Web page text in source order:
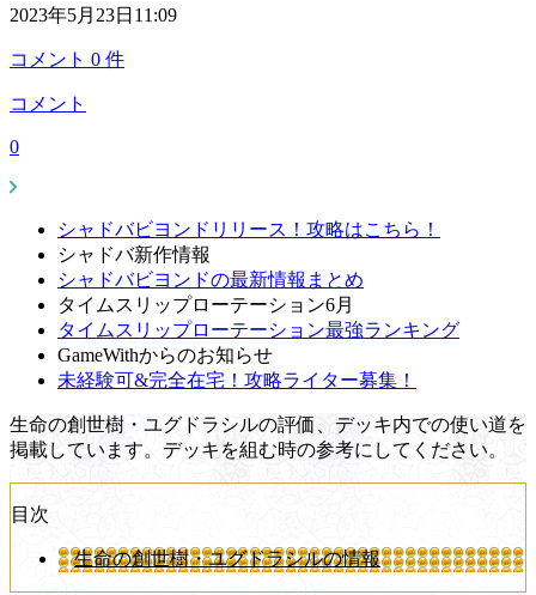
2023年5月23日11:09
コメント 0 件
コメント
0
シャドバビヨンドリリース！攻略はこちら！
シャドバ新作情報
シャドバビヨンドの最新情報まとめ
タイムスリップローテーション6月
タイムスリップローテーション最強ランキング
GameWithからのお知らせ
未経験可&完全在宅！攻略ライター募集！
生命の創世樹・ユグドラシルの評価、デッキ内での使い道を
掲載しています。デッキを組む時の参考にしてください。
目次
生命の創世樹・ユグドラシルの情報